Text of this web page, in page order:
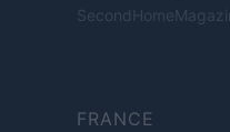
FRANCE